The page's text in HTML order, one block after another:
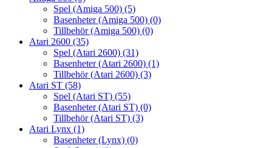
Spel (Amiga 500) (5)
Basenheter (Amiga 500) (0)
Tillbehör (Amiga 500) (0)
Atari 2600 (35)
Spel (Atari 2600) (31)
Basenheter (Atari 2600) (1)
Tillbehör (Atari 2600) (3)
Atari ST (58)
Spel (Atari ST) (55)
Basenheter (Atari ST) (0)
Tillbehör (Atari ST) (3)
Atari Lynx (1)
Basenheter (Lynx) (0)